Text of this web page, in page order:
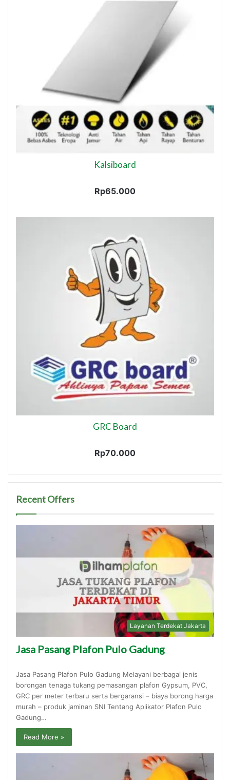
Kalsiboard
Rp65.000
GRC Board
Rp70.000
Recent Offers
Layanan Terdekat Jakarta
Jasa Pasang Plafon Pulo Gadung
Jasa Pasang Plafon Pulo Gadung Melayani berbagai jenis
borongan tenaga tukang pemasangan plafon Gypsum, PVC,
GRC per meter terbaru serta bergaransi – biaya borong harga
murah – produk jaminan SNI Tentang Aplikator Plafon Pulo
Gadung…
Read More »